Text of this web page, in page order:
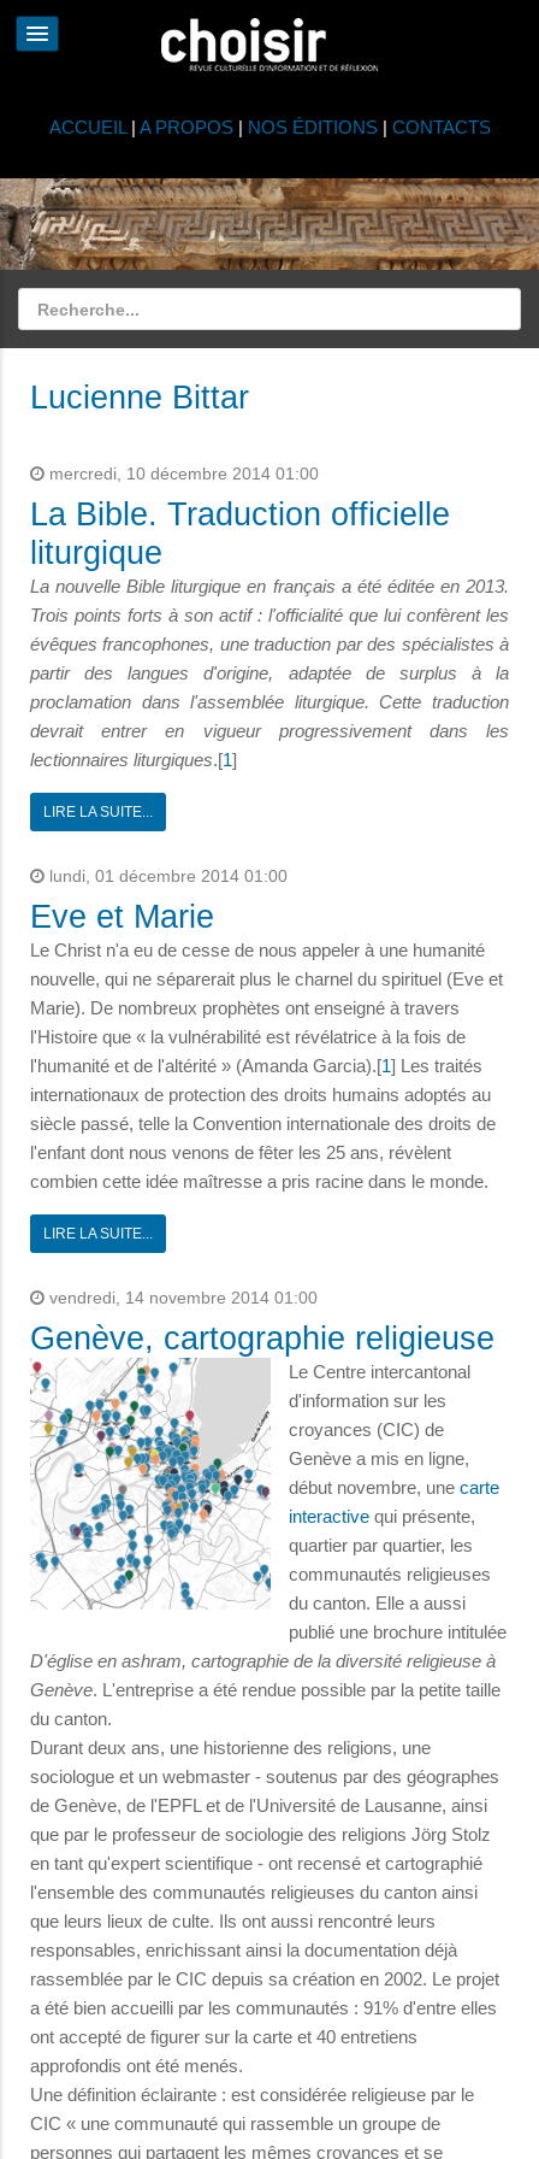
ACCUEIL | A PROPOS| NOS ÉDITIONS| CONTACTS
Lucienne Bittar
mercredi, 10 décembre 2014 01:00
La Bible. Traduction officielle
liturgique
La nouvelle Bible liturgique en français a été éditée en 2013.
Trois points forts à son actif : l'officialité que lui confèrent les
évêques francophones, une traduction par des spécialistes à
partir des langues d'origine, adaptée de surplus à la
proclamation dans l'assemblée liturgique. Cette traduction
devrait entrer en vigueur progressivement dans les
lectionnaires liturgiques.[1]
LIRE LA SUITE...
lundi, 01 décembre 2014 01:00
Eve et Marie
Le Christ n'a eu de cesse de nous appeler à une humanité
nouvelle, qui ne séparerait plus le charnel du spirituel (Eve et
Marie). De nombreux prophètes ont enseigné à travers
l'Histoire que « la vulnérabilité est révélatrice à la fois de
l'humanité et de l'altérité » (Amanda Garcia).[1] Les traités
internationaux de protection des droits humains adoptés au
siècle passé, telle la Convention internationale des droits de
l'enfant dont nous venons de fêter les 25 ans, révèlent
combien cette idée maîtresse a pris racine dans le monde.
LIRE LA SUITE...
vendredi, 14 novembre 2014 01:00
Genève, cartographie religieuse
Le Centre intercantonal
d'information sur les
croyances (CIC) de
Genève a mis en ligne,
début novembre, une carte
interactive qui présente,
quartier par quartier, les
communautés religieuses
du canton. Elle a aussi
publié une brochure intitulée
D'église en ashram, cartographie de la diversité religieuse à
Genève. L'entreprise a été rendue possible par la petite taille
du canton.
Durant deux ans, une historienne des religions, une
sociologue et un webmaster - soutenus par des géographes
de Genève, de l'EPFL et de l'Université de Lausanne, ainsi
que par le professeur de sociologie des religions Jörg Stolz
en tant qu'expert scientifique - ont recensé et cartographié
l'ensemble des communautés religieuses du canton ainsi
que leurs lieux de culte. Ils ont aussi rencontré leurs
responsables, enrichissant ainsi la documentation déjà
rassemblée par le CIC depuis sa création en 2002. Le projet
a été bien accueilli par les communautés : 91% d'entre elles
ont accepté de figurer sur la carte et 40 entretiens
approfondis ont été menés.
Une définition éclairante : est considérée religieuse par le
CIC « une communauté qui rassemble un groupe de
personnes qui partagent les mêmes croyances et se